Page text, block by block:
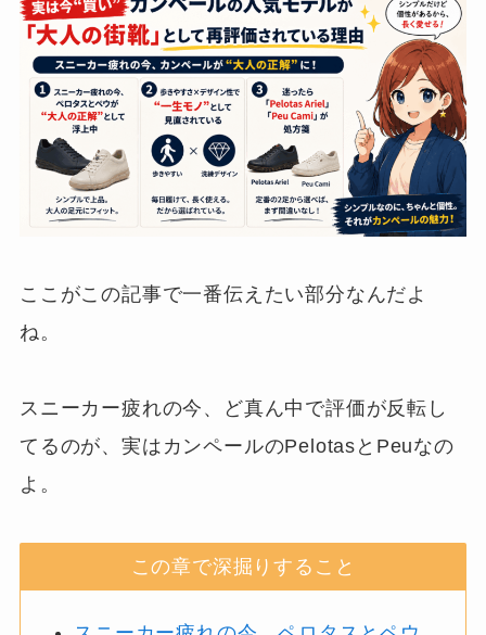
ここがこの記事で一番伝えたい部分なんだよ
ね。
スニーカー疲れの今、ど真ん中で評価が反転し
てるのが、実はカンペールのPelotasとPeuなの
よ。
この章で深掘りすること